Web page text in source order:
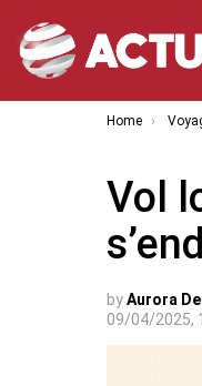
You are here:
Home
Vol
byAurora
09/04/2025,